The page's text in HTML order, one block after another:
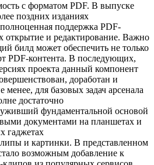
с форматом PDF. В выпуске
поздних изданиях
поддержка PDF-
открытие и редактирование. Важно
билд может обеспечить не только
PDF-контента. В последующих,
проекта данный компонент
доработан и
для базовых задач арсенала
достаточно
фундаментальной основой
документами на планшетах и
гаджетах
и картинки. В представленном
возможным добавление к